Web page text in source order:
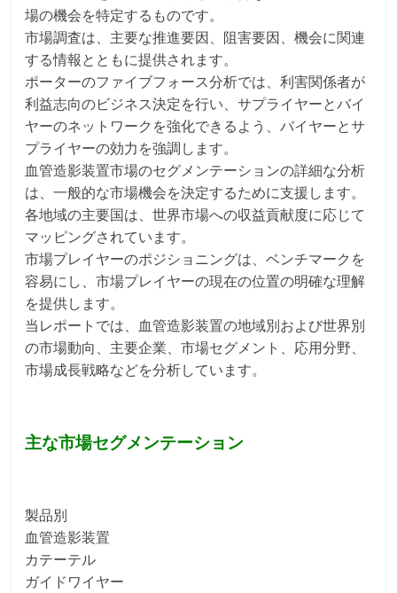
場の機会を特定するものです。
市場調査は、主要な推進要因、阻害要因、機会に関連
する情報とともに提供されます。
ポーターのファイブフォース分析では、利害関係者が
利益志向のビジネス決定を行い、サプライヤーとバイ
ヤーのネットワークを強化できるよう、バイヤーとサ
プライヤーの効力を強調します。
血管造影装置市場のセグメンテーションの詳細な分析
は、一般的な市場機会を決定するために支援します。
各地域の主要国は、世界市場への収益貢献度に応じて
マッピングされています。
市場プレイヤーのポジショニングは、ベンチマークを
容易にし、市場プレイヤーの現在の位置の明確な理解
を提供します。
当レポートでは、血管造影装置の地域別および世界別
の市場動向、主要企業、市場セグメント、応用分野、
市場成長戦略などを分析しています。
主な市場セグメンテーション
製品別
血管造影装置
カテーテル
ガイドワイヤー